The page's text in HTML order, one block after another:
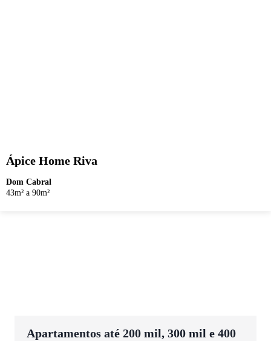
Ápice Home Riva
Dom Cabral
43m² a 90m²
Apartamentos até 200 mil, 300 mil e 400